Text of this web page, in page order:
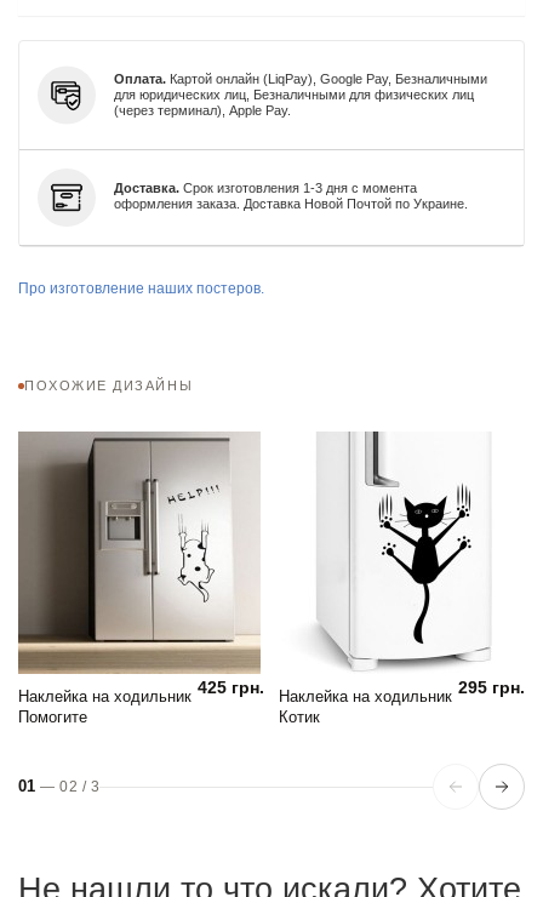
Оплата. Картой онлайн (LiqPay), Google Pay, Безналичными
для юридических лиц, Безналичными для физических лиц
(через терминал), Apple Pay.
Доставка. Срок изготовления 1-3 дня с момента
оформления заказа. Доставка Новой Почтой по Украине.
Про изготовление наших постеров.
ПОХОЖИЕ ДИЗАЙНЫ
Наклейка на ходильник
Помогите
425 грн.
Наклейка на ходильник
Котик
295 грн.
01 —02 / 3